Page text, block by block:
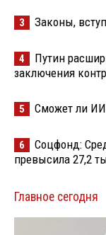
3 Законы,
4
Путин
заключения
5 Сможет ли ИИ
6
Соцфонд:
превысила 27,2
Главное сегодня